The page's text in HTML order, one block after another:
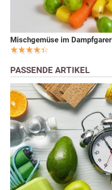
Mischgemüse im Dampfgarer
PASSENDE ARTIKEL